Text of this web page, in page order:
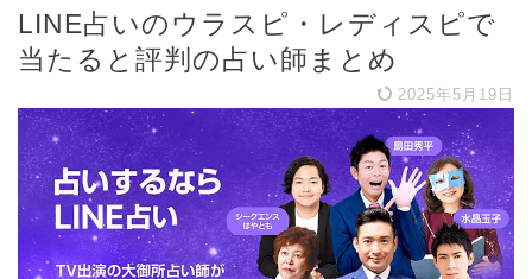
LINE占いのウラスピ・レディスピで
当たると評判の占い師まとめ
2025年5月19日